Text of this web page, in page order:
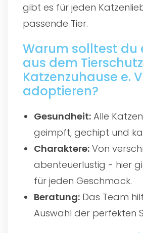
gibt es für jeden
passende Tier.
Warum solltest du
aus dem
Katzenzuhause e.
adoptieren?
Gesundheit: Alle
geimpft, gechipt und
Charaktere: Von
abenteuerlustig - hier
für jeden Geschmack.
Beratung: Das Team
Auswahl der perfekten